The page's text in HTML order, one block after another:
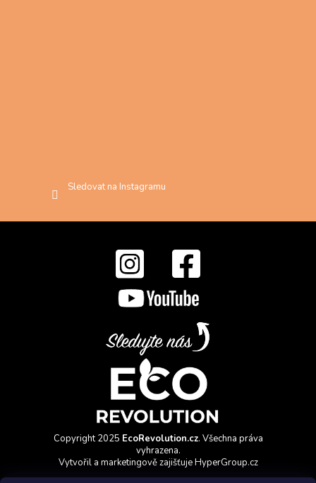
Sledovat na Instagramu
Copyright 2025 EcoRevolution.cz. Všechna práva
vyhrazena.
Vytvořil a marketingově zajišťujeHyperGroup.cz